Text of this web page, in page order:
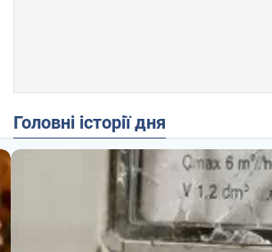
Головні історії дня